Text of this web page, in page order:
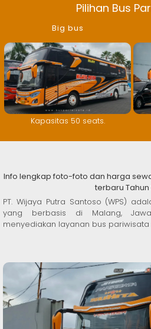
Pilihan Bus
Big bus
Kapasitas 50 seats.
Info lengkap foto-foto dan harga
terbaru Tahun
PT. Wijaya Putra Santoso (WPS)
yang berbasis di Malang,
menyediakan layanan bus